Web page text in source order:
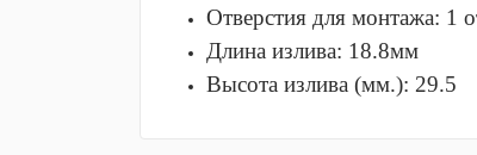
Отверстия для монтажа: 1
Длина излива: 18.8мм
Высота излива (мм.): 29.5